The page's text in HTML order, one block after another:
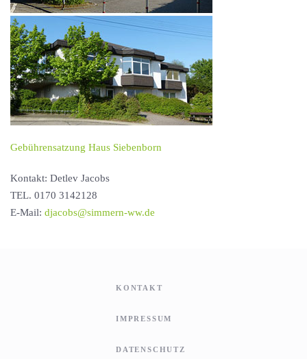
Gebührensatzung Haus Siebenborn
Kontakt: Detlev Jacobs
TEL. 0170 3142128
E-Mail: djacobs@simmern-ww.de
KONTAKT
IMPRESSUM
DATENSCHUTZ